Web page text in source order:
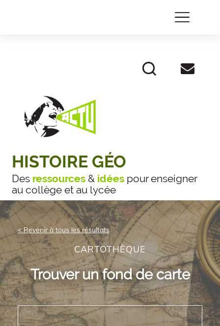
HISTOIRE GÉO
Des ressources& idéespour enseigner
au collège et au lycée
< Revenir à tous les résultats
CARTOTHÈQUE
Trouver un fond de carte